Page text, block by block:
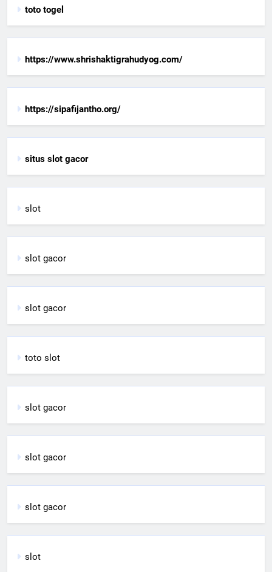
toto togel
https://www.shrishaktigrahudyog.com/
https://sipafijantho.org/
situs slot gacor
slot
slot gacor
slot gacor
toto slot
slot gacor
slot gacor
slot gacor
slot